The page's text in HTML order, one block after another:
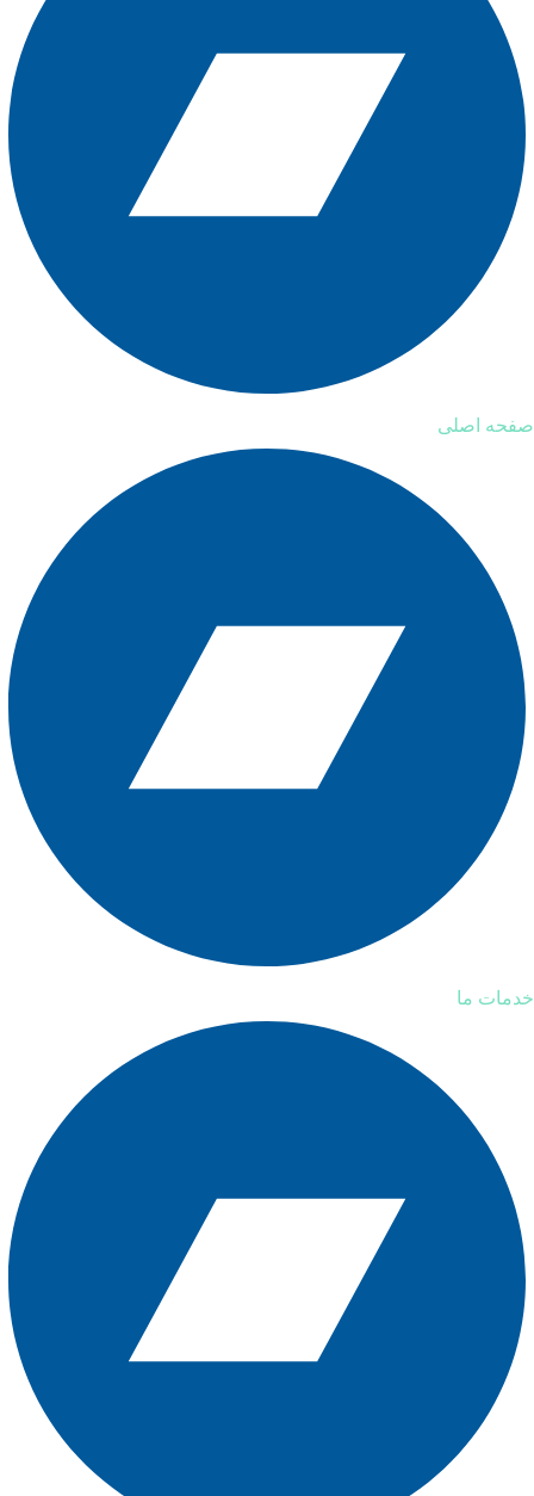
صفحه اصلی
خدمات ما